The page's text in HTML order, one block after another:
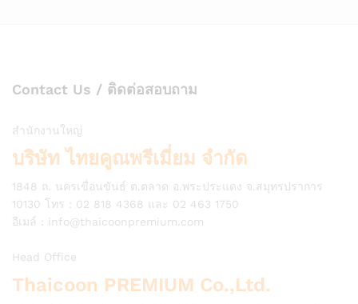
Contact Us / ติดต่อสอบถาม
สำนักงานใหญ่
บริษัท ไทยคูณพรีเมี่ยม จำกัด
1848 ถ. นครเขื่อนขันธ์ ต.ตลาด อ.พระประแดง จ.สมุทรปราการ
10130 โทร : 02 818 4368 และ 02 463 1750
อีเมล์ : info@thaicoonpremium.com
Head Office
Thaicoon PREMIUM Co.,Ltd.